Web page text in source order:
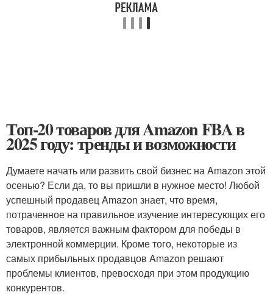
Топ-20 товаров для Amazon FBA в
2025 году: тренды и возможности
Думаете начать или развить свой бизнес на Amazon этой
осенью? Если да, то вы пришли в нужное место! Любой
успешный продавец Amazon знает, что время,
потраченное на правильное изучение интересующих его
товаров, является важным фактором для победы в
электронной коммерции. Кроме того, некоторые из
самых прибыльных продавцов Amazon решают
проблемы клиентов, превосходя при этом продукцию
конкурентов.